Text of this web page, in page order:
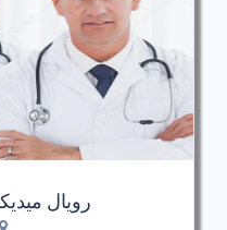
رويال